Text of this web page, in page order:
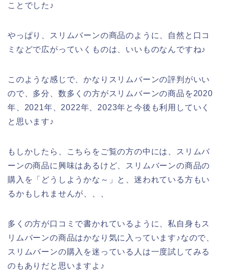
ことでした♪
やっぱり、スリムバーンの商品のように、自然と口コ
ミなどで広がっていくものは、いいものなんですね♪
このような感じで、かなりスリムバーンの評判がいい
ので、多分、数多くの方がスリムバーンの商品を2020
年、2021年、2022年、2023年と今後も利用していく
と思います♪
もしかしたら、こちらをご覧の方の中には、スリムバ
ーンの商品に興味はあるけど、スリムバーンの商品の
購入を「どうしようかな～」と、迷われている方もい
るかもしれませんが、、、
多くの方が口コミで書かれているように、私自身もス
リムバーンの商品はかなり気に入っています♪なので、
スリムバーンの購入を迷っている人は一度試してみる
のもありだと思いますよ♪